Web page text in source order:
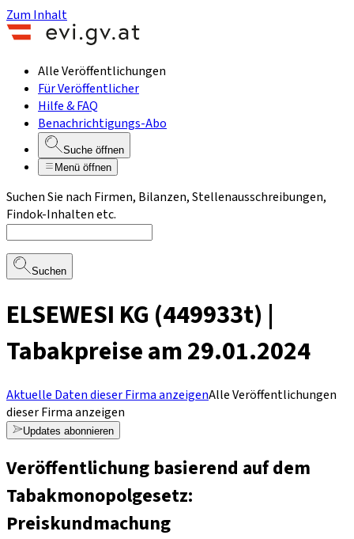
Zum Inhalt
Alle Veröffentlichungen
Für Veröffentlicher
Hilfe & FAQ
Benachrichtigungs-Abo
Suche öffnen
Menü öffnen
Suchen Sie nach Firmen, Bilanzen, Stellenausschreibungen,
Findok-Inhalten etc.
Suchen
ELSEWESI KG (449933t) |
Tabakpreise am 29.01.2024
Aktuelle Daten dieser Firma anzeigenAlle Veröffentlichungen
dieser Firma anzeigen
Updates abonnieren
Veröffentlichung basierend auf dem
Tabakmonopolgesetz:
Preiskundmachung